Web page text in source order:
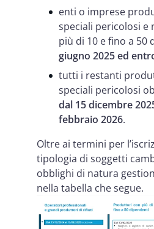
enti o imprese
speciali pericolosi e
più di 10 e fino a 50
giugno 2025 ed
tutti i restanti
speciali pericolosi
dal 15 dicembre
febbraio 2026.
Oltre ai termini per
tipologia di soggetti
obblighi di natura
nella tabella che segue.